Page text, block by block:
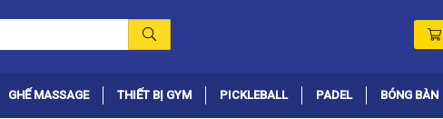
GHẾ MASSAGE THIẾT BỊ GYM PICKLEBALL PADEL BÓNG BÀN